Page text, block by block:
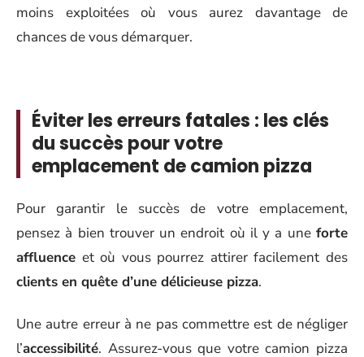
moins exploitées où vous aurez davantage de
chances de vous démarquer.
Éviter les erreurs fatales : les clés
du succès pour votre
emplacement de camion pizza
Pour garantir le succès de votre emplacement,
pensez à bien trouver un endroit où il y a une forte
affluence et où vous pourrez attirer facilement des
clients en quête d’une délicieuse pizza.
Une autre erreur à ne pas commettre est de négliger
l’accessibilité. Assurez-vous que votre camion pizza